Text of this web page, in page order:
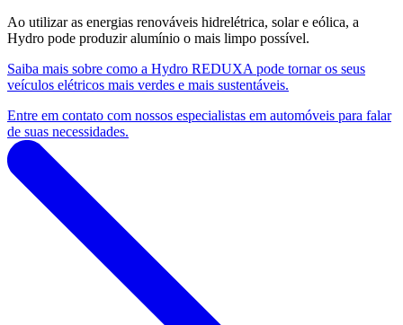
Ao utilizar as energias renováveis hidrelétrica, solar e eólica, a
Hydro pode produzir alumínio o mais limpo possível.
Saiba mais sobre como a Hydro REDUXA pode tornar os seus
veículos elétricos mais verdes e mais sustentáveis.
Entre em contato com nossos especialistas em automóveis para falar
de suas necessidades.